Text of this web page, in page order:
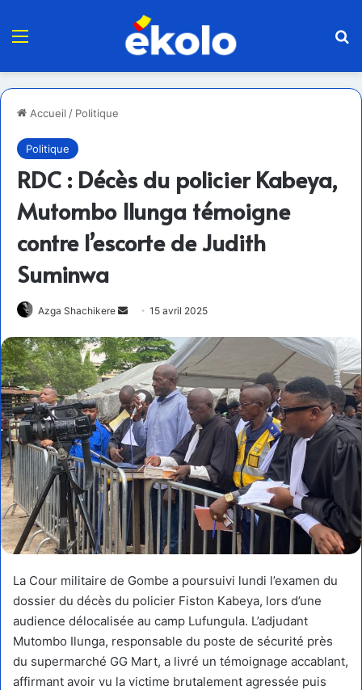
Menu
Accueil / Politique
Politique
RDC : Décès du policier Kabeya,
Mutombo Ilunga témoigne
contre l’escorte de Judith
Suminwa
Azga Shachikere
Envoyer
courriel
15 avril 2025
La Cour militaire de Gombe a poursuivi lundi l’examen du
dossier du décès du policier Fiston Kabeya, lors d’une
audience délocalisée au camp Lufungula. L’adjudant
Mutombo Ilunga, responsable du poste de sécurité près
du supermarché GG Mart, a livré un témoignage accablant,
affirmant avoir vu la victime brutalement agressée puis